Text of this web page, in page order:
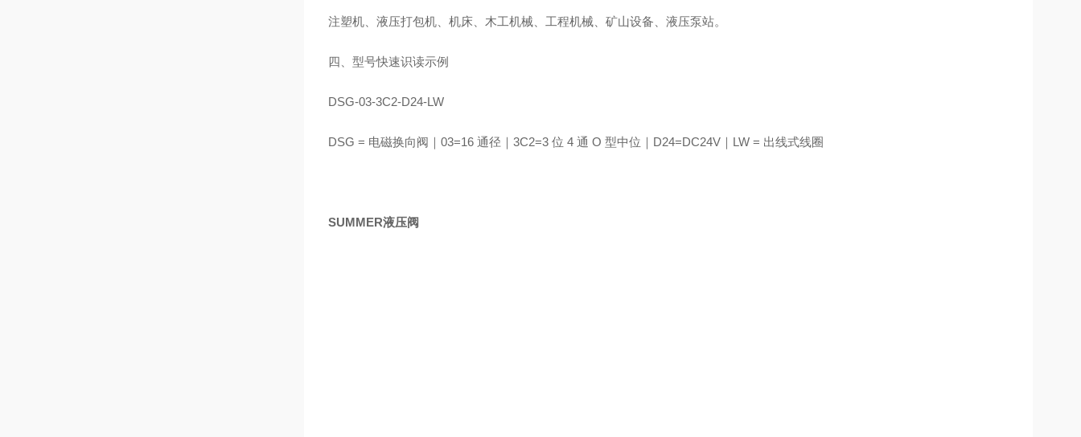
注塑机、液压打包机、机床、木工机械、工程机械、矿山设备、液压泵站。
四、型号快速识读示例
DSG‑03‑3C2‑D24‑LW
DSG = 电磁换向阀｜03=16 通径｜3C2=3 位 4 通 O 型中位｜D24=DC24V｜LW = 出线式线圈
SUMMER液压阀